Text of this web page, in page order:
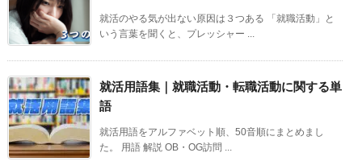
就活のやる気が出ない原因は３つある 「就職活動」と
いう言葉を聞くと、プレッシャー ...
就活用語集｜就職活動・転職活動に関する単
語
就活用語をアルファベット順、50音順にまとめまし
た。 用語 解説 OB・OG訪問 ...